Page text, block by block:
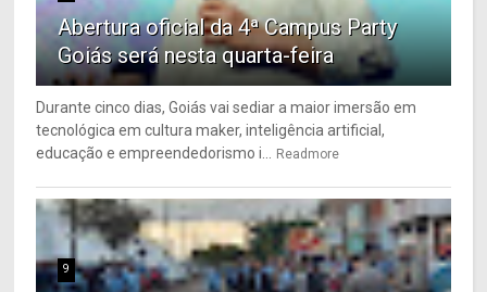
Abertura oficial da 4ª Campus Party
Goiás será nesta quarta-feira
Durante cinco dias, Goiás vai sediar a maior imersão em
tecnológica em cultura maker, inteligência artificial,
educação e empreendedorismo i...
Readmore
9